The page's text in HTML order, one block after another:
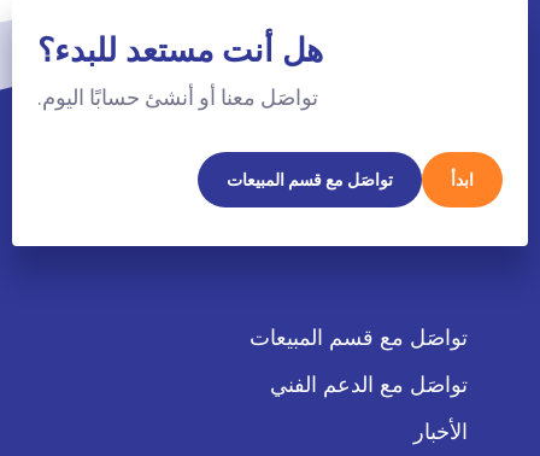
هل أنت مستعد للبدء؟
تواصَل معنا أو أنشئ حسابًا اليوم.
ابدأ تواصَل مع قسم المبيعات
تواصَل مع قسم المبيعات
تواصَل مع الدعم الفني
الأخبار